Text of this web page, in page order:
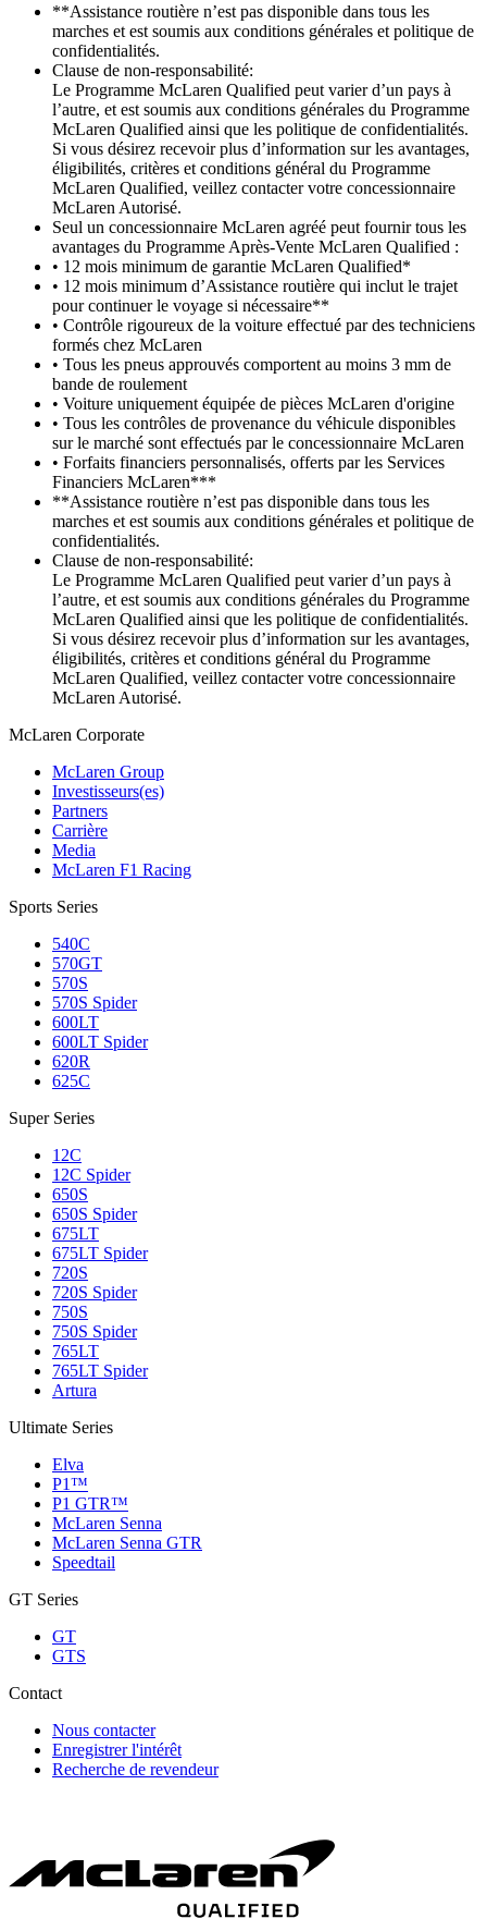
**Assistance routière n’est pas disponible dans tous les
marches et est soumis aux conditions générales et politique de
confidentialités.
Clause de non-responsabilité:
Le Programme McLaren Qualified peut varier d’un pays à
l’autre, et est soumis aux conditions générales du Programme
McLaren Qualified ainsi que les politique de confidentialités.
Si vous désirez recevoir plus d’information sur les avantages,
éligibilités, critères et conditions général du Programme
McLaren Qualified, veillez contacter votre concessionnaire
McLaren Autorisé.
Seul un concessionnaire McLaren agréé peut fournir tous les
avantages du Programme Après-Vente McLaren Qualified :
• 12 mois minimum de garantie McLaren Qualified*
• 12 mois minimum d’Assistance routière qui inclut le trajet
pour continuer le voyage si nécessaire**
• Contrôle rigoureux de la voiture effectué par des techniciens
formés chez McLaren
• Tous les pneus approuvés comportent au moins 3 mm de
bande de roulement
• Voiture uniquement équipée de pièces McLaren d'origine
• Tous les contrôles de provenance du véhicule disponibles
sur le marché sont effectués par le concessionnaire McLaren
• Forfaits financiers personnalisés, offerts par les Services
Financiers McLaren***
**Assistance routière n’est pas disponible dans tous les
marches et est soumis aux conditions générales et politique de
confidentialités.
Clause de non-responsabilité:
Le Programme McLaren Qualified peut varier d’un pays à
l’autre, et est soumis aux conditions générales du Programme
McLaren Qualified ainsi que les politique de confidentialités.
Si vous désirez recevoir plus d’information sur les avantages,
éligibilités, critères et conditions général du Programme
McLaren Qualified, veillez contacter votre concessionnaire
McLaren Autorisé.
McLaren Corporate
McLaren Group
Investisseurs(es)
Partners
Carrière
Media
McLaren F1 Racing
Sports Series
540C
570GT
570S
570S Spider
600LT
600LT Spider
620R
625C
Super Series
12C
12C Spider
650S
650S Spider
675LT
675LT Spider
720S
720S Spider
750S
750S Spider
765LT
765LT Spider
Artura
Ultimate Series
Elva
P1™
P1 GTR™
McLaren Senna
McLaren Senna GTR
Speedtail
GT Series
GT
GTS
Contact
Nous contacter
Enregistrer l'intérêt
Recherche de revendeur